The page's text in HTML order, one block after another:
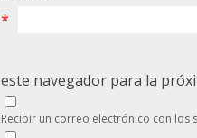
*
este navegador para la
Recibir un correo electrónico con los